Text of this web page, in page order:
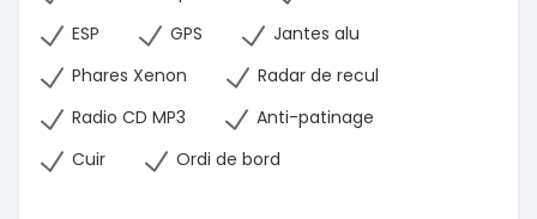
ESP
GPS
Jantes alu
Phares Xenon
Radar de recul
Radio CD MP3
Anti-patinage
Cuir
Ordi de bord